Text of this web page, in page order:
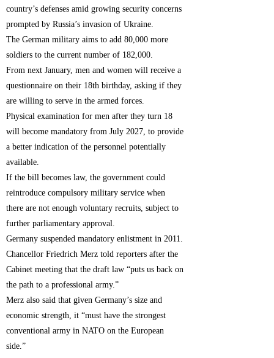
country’s defenses amid growing security concerns
prompted by Russia’s invasion of Ukraine.
The German military aims to add 80,000 more
soldiers to the current number of 182,000.
From next January, men and women will receive a
questionnaire on their 18th birthday, asking if they
are willing to serve in the armed forces.
Physical examination for men after they turn 18
will become mandatory from July 2027, to provide
a better indication of the personnel potentially
available.
If the bill becomes law, the government could
reintroduce compulsory military service when
there are not enough voluntary recruits, subject to
further parliamentary approval.
Germany suspended mandatory enlistment in 2011.
Chancellor Friedrich Merz told reporters after the
Cabinet meeting that the draft law “puts us back on
the path to a professional army.”
Merz also said that given Germany’s size and
economic strength, it “must have the strongest
conventional army in NATO on the European
side.”